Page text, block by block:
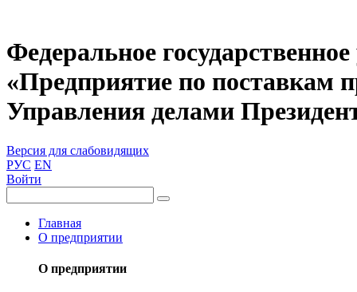
Федеральное
«Предприятие по поставкам
Управления делами
Версия для слабовидящих
РУС EN
Войти
Главная
О предприятии
О предприятии